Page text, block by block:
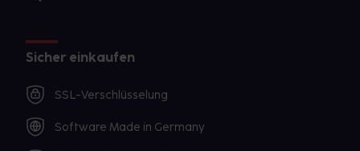
Sicher einkaufen
SSL-Verschlüsselung
Software Made in Germany